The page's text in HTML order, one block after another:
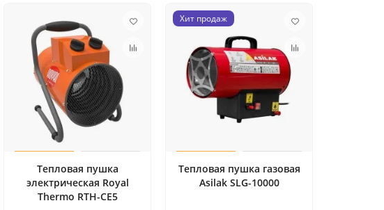
Тепловая пушка
электрическая Royal
Thermo RTH-СE5
Хит продаж
Тепловая пушка газовая
Asilak SLG-10000